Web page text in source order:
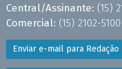
Central/Assinante: (15)
Comercial: (15) 2102-
Enviar e-mail para Redação